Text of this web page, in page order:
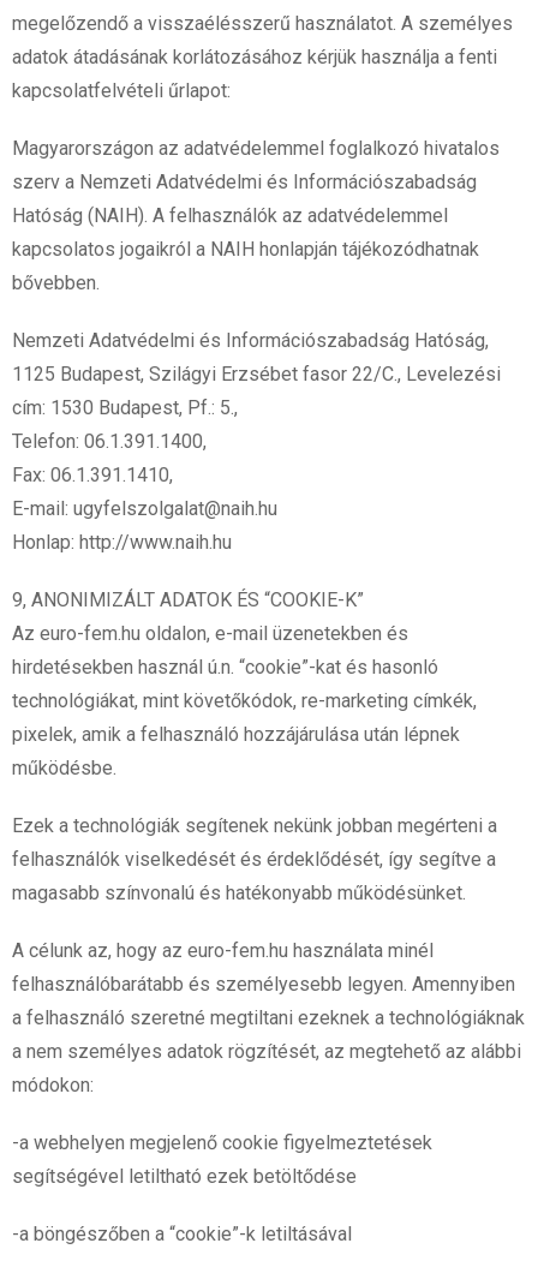
megelőzendő a visszaélésszerű használatot. A személyes
adatok átadásának korlátozásához kérjük használja a fenti
kapcsolatfelvételi űrlapot:
Magyarországon az adatvédelemmel foglalkozó hivatalos
szerv a Nemzeti Adatvédelmi és Információszabadság
Hatóság (NAIH). A felhasználók az adatvédelemmel
kapcsolatos jogaikról a NAIH honlapján tájékozódhatnak
bővebben.
Nemzeti Adatvédelmi és Információszabadság Hatóság,
1125 Budapest, Szilágyi Erzsébet fasor 22/C., Levelezési
cím: 1530 Budapest, Pf.: 5.,
Telefon: 06.1.391.1400,
Fax: 06.1.391.1410,
E-mail: ugyfelszolgalat@naih.hu
Honlap: http://www.naih.hu
9, ANONIMIZÁLT ADATOK ÉS “COOKIE-K”
Az euro-fem.hu oldalon, e-mail üzenetekben és
hirdetésekben használ ú.n. “cookie”-kat és hasonló
technológiákat, mint követőkódok, re-marketing címkék,
pixelek, amik a felhasználó hozzájárulása után lépnek
működésbe.
Ezek a technológiák segítenek nekünk jobban megérteni a
felhasználók viselkedését és érdeklődését, így segítve a
magasabb színvonalú és hatékonyabb működésünket.
A célunk az, hogy az euro-fem.hu használata minél
felhasználóbarátabb és személyesebb legyen. Amennyiben
a felhasználó szeretné megtiltani ezeknek a technológiáknak
a nem személyes adatok rögzítését, az megtehető az alábbi
módokon:
-a webhelyen megjelenő cookie figyelmeztetések
segítségével letiltható ezek betöltődése
-a böngészőben a “cookie”-k letiltásával